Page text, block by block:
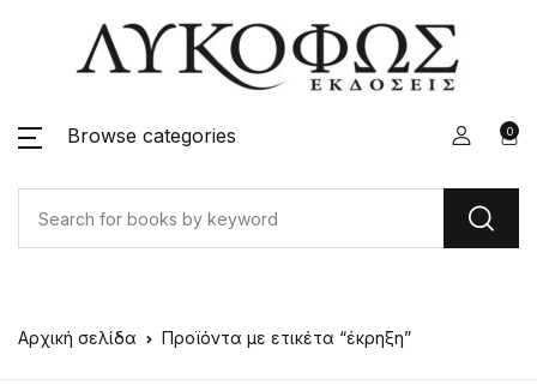
Browse categories 0
Αρχική σελίδα Προϊόντα με ετικέτα “έκρηξη”